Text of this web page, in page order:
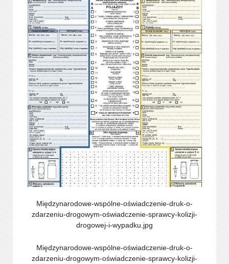
Międzynarodowe-wspólne-oświadczenie-druk-o-
zdarzeniu-drogowym-oświadczenie-sprawcy-kolizji-
drogowej-i-wypadku.jpg
Międzynarodowe-wspólne-oświadczenie-druk-o-
zdarzeniu-drogowym-oświadczenie-sprawcy-kolizji-